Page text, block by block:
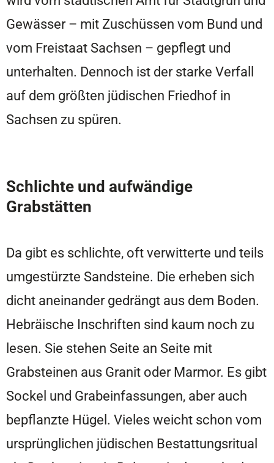
Gewässer – mit Zuschüssen vom Bund und
vom Freistaat Sachsen – gepflegt und
unterhalten. Dennoch ist der starke Verfall
auf dem größten jüdischen Friedhof in
Sachsen zu spüren.
Schlichte und aufwändige
Grabstätten
Da gibt es schlichte, oft verwitterte und teils
umgestürzte Sandsteine. Die erheben sich
dicht aneinander gedrängt aus dem Boden.
Hebräische Inschriften sind kaum noch zu
lesen. Sie stehen Seite an Seite mit
Grabsteinen aus Granit oder Marmor. Es gibt
Sockel und Grabeinfassungen, aber auch
bepflanzte Hügel. Vieles weicht schon vom
ursprünglichen jüdischen Bestattungsritual